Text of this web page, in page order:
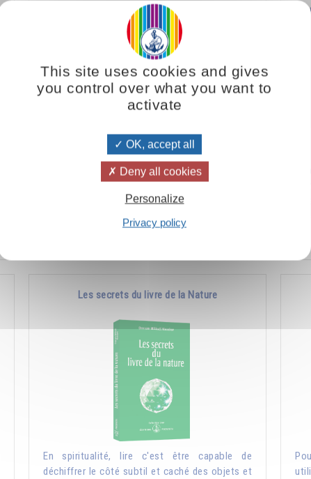
Nature humaine et nature divine
Comment favoriser les manifestations de la
nature supérieure en soi et chez les autres.
Les secrets du livre de la Nature
En spiritualité, lire c'est être capable de
déchiffrer le côté subtil et caché des objets et
This site uses cookies and gives
you control over what you want to
activate
OK, accept all
Deny all cookies
Personalize
Privacy policy